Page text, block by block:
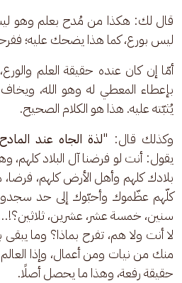
قال لك: هكذا من مُدح بعلم وهو
ليس بورع، كما هذا يضحك عليه؛
أمّا إن كان عنده حقيقة العلم
بإعطاء المعطي له وهو الله،
يُثبّته عليه. هذا هو الكلام الصحيح.
وكذلك قال: "لذة الجاه عند
يقول: أنت لو فرضنا آل البلاد كلهم،
بلادك كلهم وأهل الأرض كلهم،
كلّهم عظّموك وأحبّوك إلى حد
سنين، خمسة عشر، عشرين، ثلاثين؟!…
لا أنت ولا هم، تفرح بماذا؟ وما يبقى
منك من نيات ومن أعمال، وإذا
حقيقة رفعة، وهذا ما يحصل أصلًا.